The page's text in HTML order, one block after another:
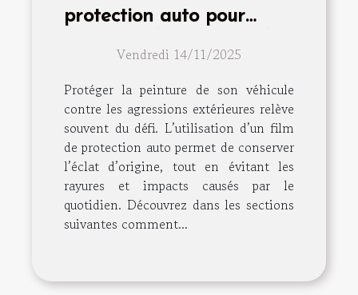
protection auto pour
votre véhicule
Vendredi 14/11/2025
Protéger la peinture de son véhicule
contre les agressions extérieures relève
souvent du défi. L’utilisation d’un film
de protection auto permet de conserver
l’éclat d’origine, tout en évitant les
rayures et impacts causés par le
quotidien. Découvrez dans les sections
suivantes comment...